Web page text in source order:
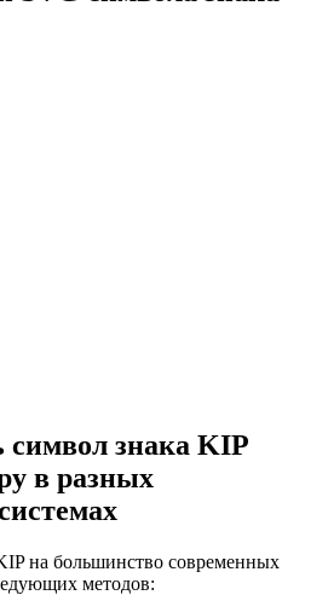
символ знака KIP
в разных
на большинство современных
методов: